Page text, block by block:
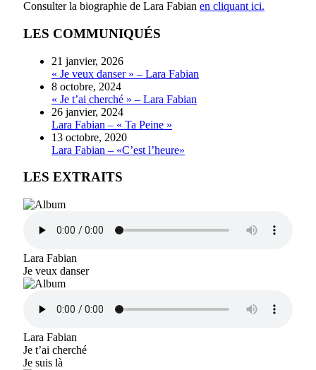
Consulter la biographie de Lara Fabian en cliquant ici.
LES COMMUNIQUÉS
21 janvier, 2026
« Je veux danser » – Lara Fabian
8 octobre, 2024
« Je t’ai cherché » – Lara Fabian
26 janvier, 2024
Lara Fabian – « Ta Peine »
13 octobre, 2020
Lara Fabian – «C’est l’heure»
LES EXTRAITS
Lara Fabian
Je veux danser
Lara Fabian
Je t’ai cherché
Je suis là